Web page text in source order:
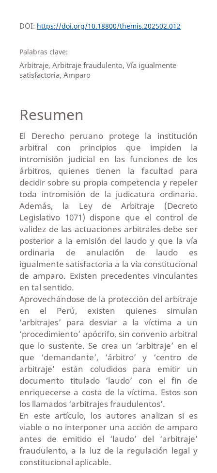
DOI: https://doi.org/10.18800/themis.202502.012
Palabras clave:
Arbitraje, Arbitraje fraudulento, Vía igualmente
satisfactoria, Amparo
Resumen
El Derecho peruano protege la institución
arbitral con principios que impiden la
intromisión judicial en las funciones de los
árbitros, quienes tienen la facultad para
decidir sobre su propia competencia y repeler
toda intromisión de la judicatura ordinaria.
Además, la Ley de Arbitraje (Decreto
Legislativo 1071) dispone que el control de
validez de las actuaciones arbitrales debe ser
posterior a la emisión del laudo y que la vía
ordinaria de anulación de laudo es
igualmente satisfactoria a la vía constitucional
de amparo. Existen precedentes vinculantes
en tal sentido.
Aprovechándose de la protección del arbitraje
en el Perú, existen quienes simulan
‘arbitrajes’ para desviar a la víctima a un
‘procedimiento’ apócrifo, sin convenio arbitral
que lo sustente. Se crea un ‘arbitraje’ en el
que ‘demandante’, ‘árbitro’ y ‘centro de
arbitraje’ están coludidos para emitir un
documento titulado ‘laudo’ con el fin de
enriquecerse a costa de la víctima. Estos son
los llamados ‘arbitrajes fraudulentos’.
En este artículo, los autores analizan si es
viable o no interponer una acción de amparo
antes de emitido el ‘laudo’ del ‘arbitraje’
fraudulento, a la luz de la regulación legal y
constitucional aplicable.